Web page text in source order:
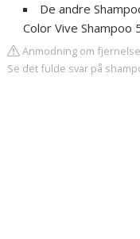
De andre
Color Vive Shampoo
Anmodning om fjernelse
Se det fulde svar på